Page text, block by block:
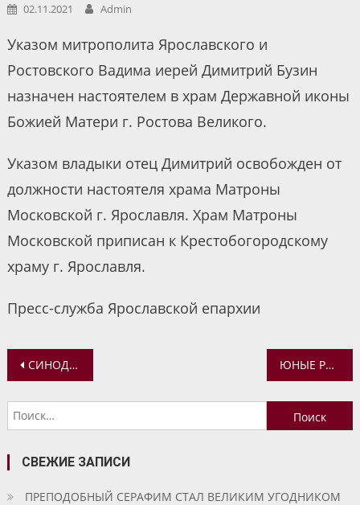
02.11.2021 Admin
Указом митрополита Ярославского и
Ростовского Вадима иерей Димитрий Бузин
назначен настоятелем в храм Державной иконы
Божией Матери г. Ростова Великого.
Указом владыки отец Димитрий освобожден от
должности настоятеля храма Матроны
Московской г. Ярославля. Храм Матроны
Московской приписан к Крестобогородскому
храму г. Ярославля.
Пресс-служба Ярославской епархии
Навигация
по
записям
СИНОДАЛЬНЫЙ ОТДЕЛ ПО БЛАГОТВОРИТЕЛЬНОСТИ И СВЯТО-ТИХОНОВСКИЙ УНИВЕРСИТЕТ ПРОВЕЛИ ДИСТАНЦИОННЫЕ СУПЕРВИЗИИ ЮНЫЕ РАЗВЕДЧИКИ ПРОВЕЛИ ОЧЕРЕДНОЙ СБОР
Найти:
СВЕЖИЕ ЗАПИСИ
ПРЕПОДОБНЫЙ СЕРАФИМ СТАЛ ВЕЛИКИМ УГОДНИКОМ